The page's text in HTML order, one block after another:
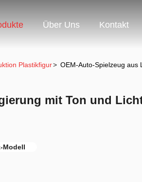
Über Uns Kontakt
Plastikfigur> OEM-Auto-Spielzeug aus
mit Ton und
Modell